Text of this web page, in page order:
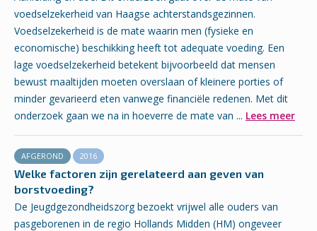
voedselzekerheid van Haagse achterstandsgezinnen.
Voedselzekerheid is de mate waarin men (fysieke en
economische) beschikking heeft tot adequate voeding. Een
lage voedselzekerheid betekent bijvoorbeeld dat mensen
bewust maaltijden moeten overslaan of kleinere porties of
minder gevarieerd eten vanwege financiële redenen. Met dit
onderzoek gaan we na in hoeverre de mate van ... Lees meer
AFGEROND 2016
Welke factoren zijn gerelateerd aan geven van
borstvoeding?
De Jeugdgezondheidszorg bezoekt vrijwel alle ouders van
pasgeborenen in de regio Hollands Midden (HM) ongeveer